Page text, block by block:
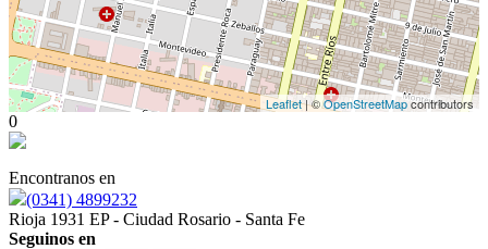
Leaflet| ©OpenStreetMapcontributors
0
Encontranos en
(0341) 4899232
Rioja 1931 EP - Ciudad Rosario - Santa Fe
Seguinos en